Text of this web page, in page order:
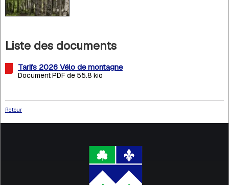
Liste des documents
Tarifs 2026 Vélo de montagne
Document PDF de 55.8 kio
Retour